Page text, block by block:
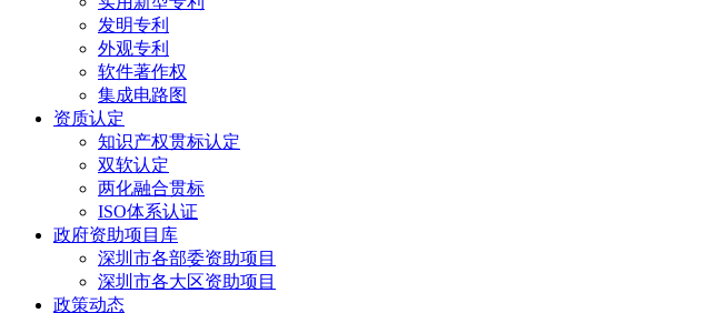
发明专利
外观专利
软件著作权
集成电路图
资质认定
知识产权贯标认定
双软认定
两化融合贯标
ISO体系认证
政府资助项目库
深圳市各部委资助项目
深圳市各大区资助项目
政策动态